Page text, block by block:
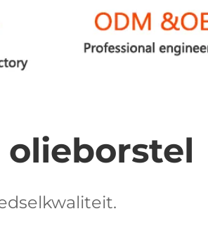
olieborstel